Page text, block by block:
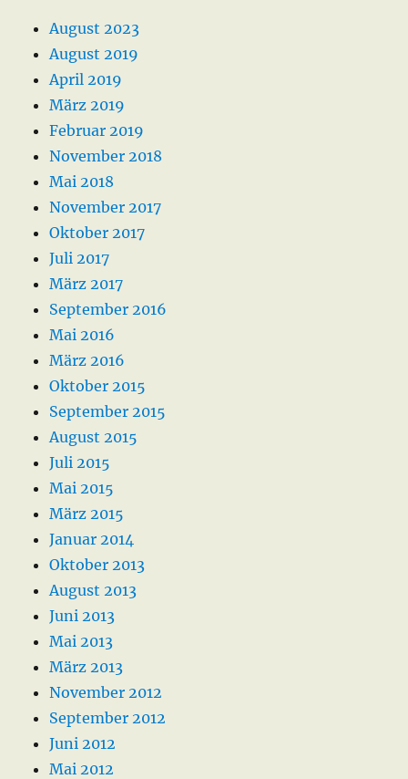
August 2023
August 2019
April 2019
März 2019
Februar 2019
November 2018
Mai 2018
November 2017
Oktober 2017
Juli 2017
März 2017
September 2016
Mai 2016
März 2016
Oktober 2015
September 2015
August 2015
Juli 2015
Mai 2015
März 2015
Januar 2014
Oktober 2013
August 2013
Juni 2013
Mai 2013
März 2013
November 2012
September 2012
Juni 2012
Mai 2012